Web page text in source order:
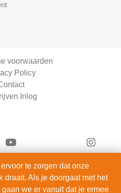
voorwaarden
Policy
Inlog
is onderdeel van
| KVK 90914872
te zorgen dat onze
draait. Als je doorgaat met het
we er vanuit dat je ermee